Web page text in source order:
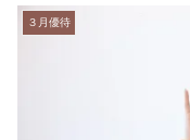
３月優待